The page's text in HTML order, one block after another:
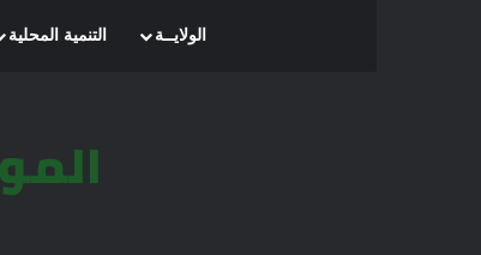
الرئيسيةالولايــة التنمية المحلية